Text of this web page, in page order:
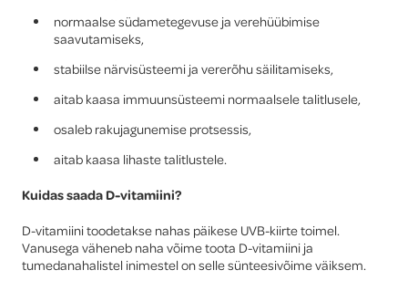
normaalse südametegevuse ja verehüübimise
saavutamiseks,
stabiilse närvisüsteemi ja vererõhu säilitamiseks,
aitab kaasa immuunsüsteemi normaalsele talitlusele,
osaleb rakujagunemise protsessis,
aitab kaasa lihaste talitlustele.
Kuidas saada D-vitamiini?
D-vitamiini toodetakse nahas päikese UVB-kiirte toimel.
Vanusega väheneb naha võime toota D-vitamiini ja
tumedanahalistel inimestel on selle sünteesivõime väiksem.